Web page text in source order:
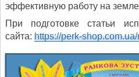
эффективную работу на
При подготовке статьи
сайта: https://perk-shop.com.ua/